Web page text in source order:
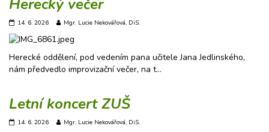
Herecký večer
14. 6. 2026 Mgr. Lucie Nekovářová, DiS.
Herecké oddělení, pod vedením pana učitele Jana Jedlinského,
nám předvedlo improvizační večer, na t…
Letní koncert ZUŠ
14. 6. 2026 Mgr. Lucie Nekovářová, DiS.